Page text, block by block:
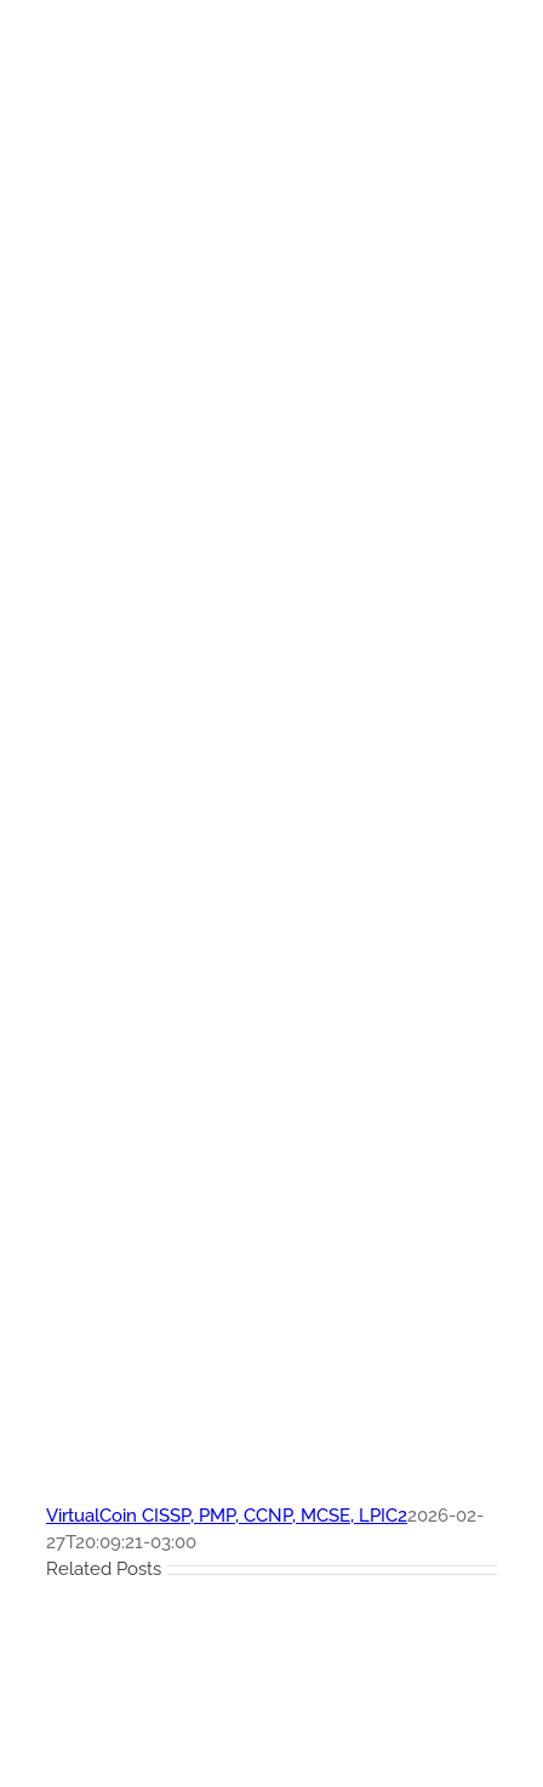
VirtualCoin CISSP, PMP, CCNP, MCSE, LPIC22026-02-
27T20:09:21-03:00
Related Posts